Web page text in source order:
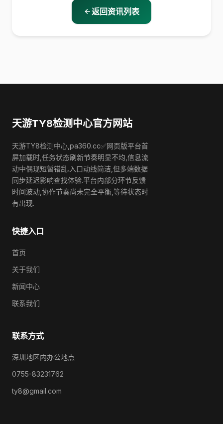
返回资讯列表
天游TY8检测中心官方网站
天游TY8检测中心,pa360.cc✅网页版平台首
屏加载时,任务状态刷新节奏明显不均,信息流
动中偶现短暂错乱.入口动线简洁,但多端数据
同步延迟影响查找体验.平台内部分环节反馈
时间波动,协作节奏尚未完全平衡,等待状态时
有出现.
快捷入口
首页
关于我们
新闻中心
联系我们
联系方式
深圳地区内办公地点
0755-83231762
ty8@gmail.com